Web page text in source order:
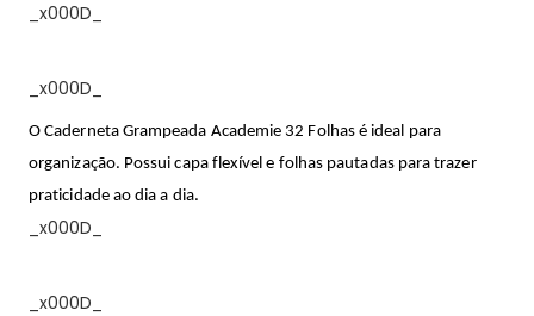
_x000D_
_x000D_
O Caderneta Grampeada Academie 32 Folhas é ideal para
organização. Possui capa flexível e folhas pautadas para trazer
praticidade ao dia a dia.
_x000D_
_x000D_